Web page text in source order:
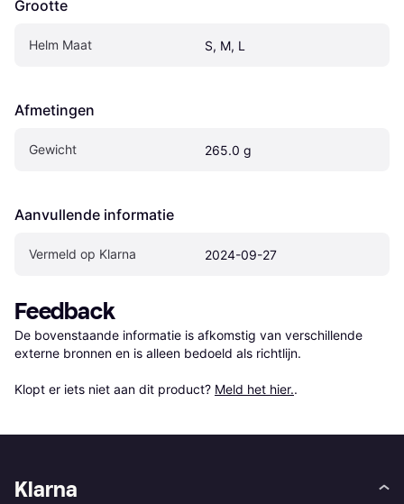
Grootte
Helm Maat S, M, L
Afmetingen
Gewicht 265.0 g
Aanvullende informatie
Vermeld op Klarna 2024-09-27
Feedback
De bovenstaande informatie is afkomstig van verschillende
externe bronnen en is alleen bedoeld als richtlijn.
Klopt er iets niet aan dit product? Meld het hier..
Klarna